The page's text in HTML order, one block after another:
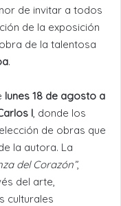
de invitar a todos
de la exposición
, obra de la talentosa
.
lunes 18 de agosto a
I , donde los
de obras que
la autora. La
del Corazón”,
del arte,
culturales